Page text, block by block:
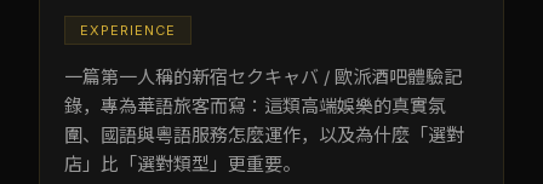
EXPERIENCE
一篇第一人稱的新宿セクキャバ / 歐派酒吧體驗記
錄，專為華語旅客而寫：這類高端娛樂的真實氛
圍、國語與粵語服務怎麼運作，以及為什麼「選對
店」比「選對類型」更重要。